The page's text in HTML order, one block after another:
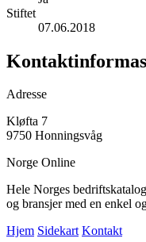
Stiftet
07.06.2018
Adresse
Kløfta 7
9750 Honningsvåg
Norge Online
Hele Norges
og bransjer med en enkel
Hjem Sidekart Kontakt